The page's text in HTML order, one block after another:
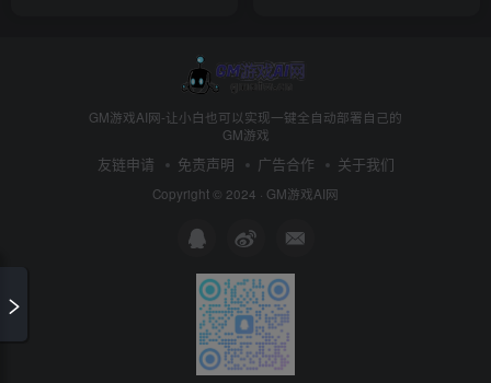
GM游戏AI网-让小白也可以实现一键全自动部署自己的
GM游戏
友链申请 免责声明 广告合作 关于我们
Copyright © 2024 · GM游戏AI网